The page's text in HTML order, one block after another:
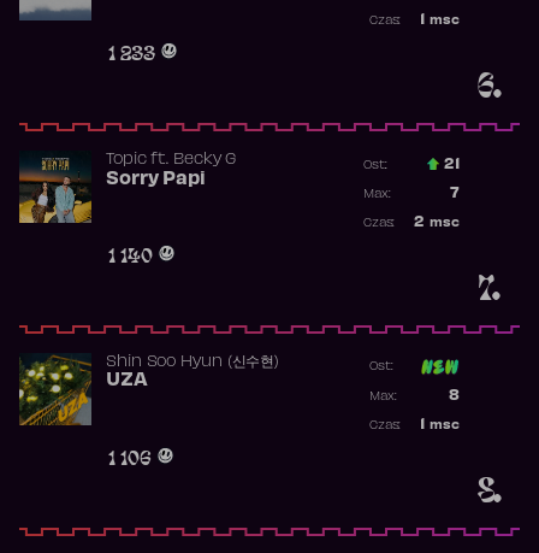
6.
1 233
msc
Czas:
7.
Topicft. Becky G
Sorry Papi
1 140
Ost.: 21
7
Max:
2 msc
Czas:
8.
Shin Soo Hyun (신수현)
UZA
1 106
Ost:
8
Max:
msc
Czas: